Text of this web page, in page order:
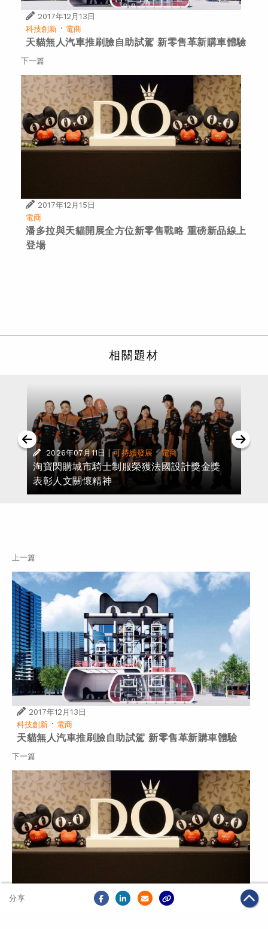
2017年12月13日
科技創新 · 電商
天貓無人汽車推刷臉自助試駕 新零售革新購車體驗
下一篇
2017年12月15日
電商
潘多拉與天貓開展全方位新零售戰略 重磅新品線上
登場
分享
相關題材
2026年07月11日 | 可持續發展 ·電商
淘寶閃購城市騎士制服榮獲法國設計獎金獎
表彰人文關懷精神
上一篇
2017年12月13日
科技創新 · 電商
天貓無人汽車推刷臉自助試駕 新零售革新購車體驗
下一篇